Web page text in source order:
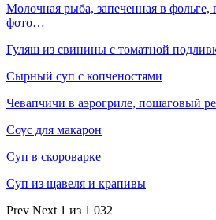
Молочная рыба, запеченная в
фото…
Гуляш из свинины с томатной
Сырный суп с копченостями
Чевапчичи в аэрогриле, пошаговый
Соус для макарон
Суп в скороварке
Суп из щавеля и крапивы
Prev Next 1 из 1 032